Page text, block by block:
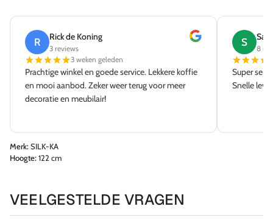
R Rick de Koning
3 reviews
3 weken geleden
Prachtige winkel en goede service. Lekkere koffie
en mooi aanbod. Zeker weer terug voor meer
decoratie en meubilair!
S
8
Super
Snelle
Merk:SILK-KA
Hoogte:122 cm
VEELGESTELDE VRAGEN